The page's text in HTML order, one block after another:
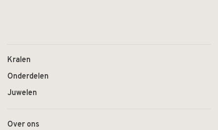
Kralen
Onderdelen
Juwelen
Over ons